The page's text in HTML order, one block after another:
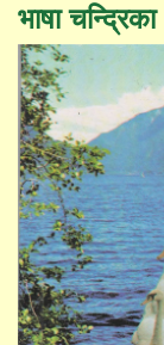
भाषा चन्द्रिका